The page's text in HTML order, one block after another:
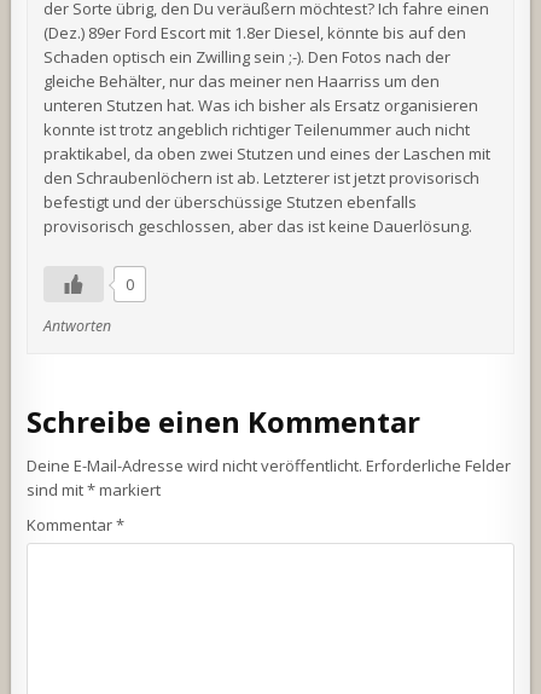
der Sorte übrig, den Du veräußern möchtest? Ich fahre einen
(Dez.) 89er Ford Escort mit 1.8er Diesel, könnte bis auf den
Schaden optisch ein Zwilling sein ;-). Den Fotos nach der
gleiche Behälter, nur das meiner nen Haarriss um den
unteren Stutzen hat. Was ich bisher als Ersatz organisieren
konnte ist trotz angeblich richtiger Teilenummer auch nicht
praktikabel, da oben zwei Stutzen und eines der Laschen mit
den Schraubenlöchern ist ab. Letzterer ist jetzt provisorisch
befestigt und der überschüssige Stutzen ebenfalls
provisorisch geschlossen, aber das ist keine Dauerlösung.
0
Antworten
Schreibe einen Kommentar
Deine E-Mail-Adresse wird nicht veröffentlicht. Erforderliche Felder
sind mit*markiert
Kommentar*